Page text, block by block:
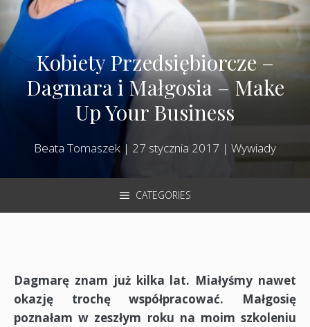
Kobiety Przedsiębiorcze –
Dagmara i Małgosia – Make
Up Your Business
Beata Tomaszek | 27 stycznia 2017 | Wywiady
CATEGORIES
Dagmarę znam już kilka lat. Miałyśmy nawet
okazję trochę współpracować. Małgosię
poznałam w zeszłym roku na moim szkoleniu